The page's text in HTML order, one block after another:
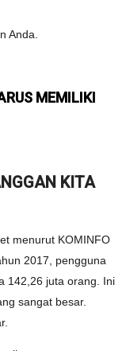
Anda.
MEMILIKI
KITA
menurut KOMINFO
2017, pengguna
142,26 juta orang. Ini
sangat besar.